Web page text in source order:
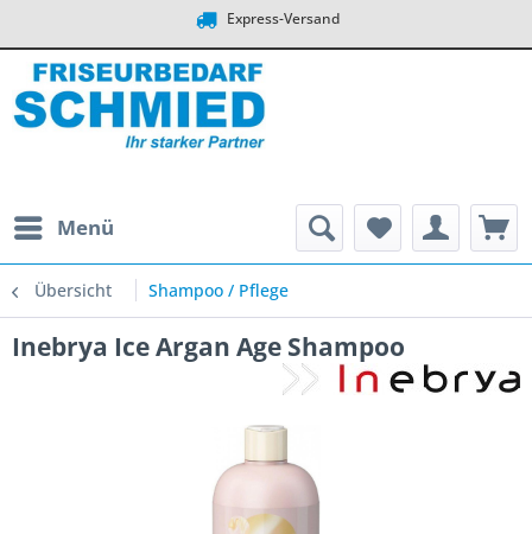
Express-Versand
Menü
Übersicht Shampoo / Pflege
Inebrya Ice Argan Age Shampoo